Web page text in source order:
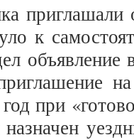
приглашали
к
объявление
при